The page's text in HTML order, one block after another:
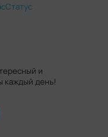
Статус
и
каждый день!